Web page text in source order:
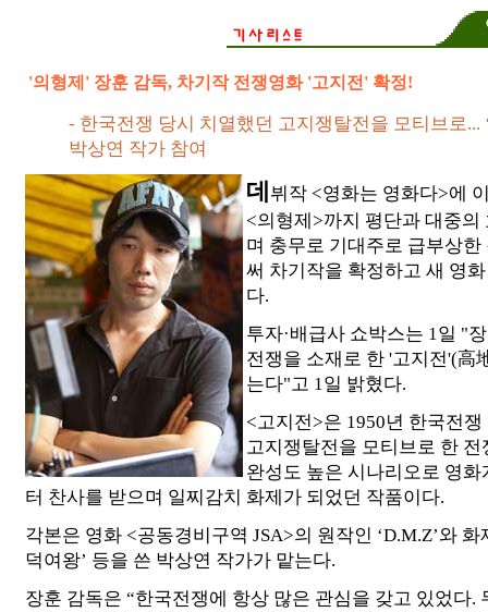
'의형제' 장훈 감독, 차기작 전쟁영화 '고지전' 확정!
- 한국전쟁 당시 치열했던 고지쟁탈전을 모티브로...
박상연 작가 참여
데 뷔작 <영화는 영화다>에
<의형제>까지 평단과 대중의
며 충무로 기대주로 급부상한
써 차기작을 확정하고 새 영
다.
투자·배급사 쇼박스는 1일 "
전쟁을 소재로 한 '고지전'(高
는다"고 1일 밝혔다.
<고지전>은 1950년 한국전
고지쟁탈전을 모티브로 한 전
완성도 높은 시나리오로 영
터 찬사를 받으며 일찌감치 화제가 되었던 작품이다.
각본은 영화 <공동경비구역 JSA>의 원작인 ‘D.M.Z’와 화
덕여왕’ 등을 쓴 박상연 작가가 맡는다.
장훈 감독은 “한국전쟁에 항상 많은 관심을 갖고 있었다.